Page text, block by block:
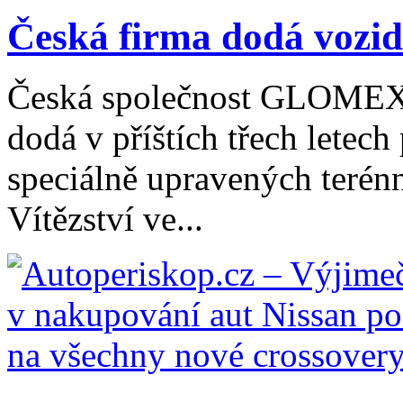
Česká firma dodá
Česká společnost
dodá v příštích třech
speciálně upravených
Vítězství ve...